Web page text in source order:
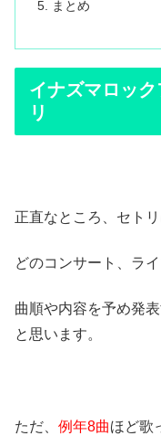
まとめ
イナズマロッ
リ
正直なところ、セト
どのコンサート、ラ
曲順や内容を予め発
と思います。
ただ、 例年8曲ほど歌